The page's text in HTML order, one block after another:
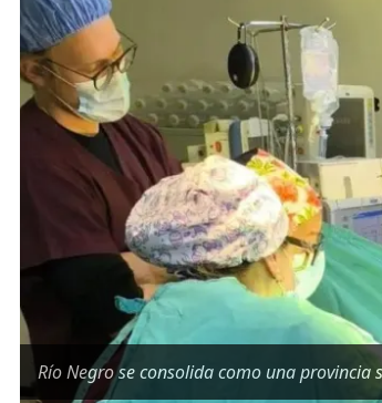
Río Negro se consolida como una